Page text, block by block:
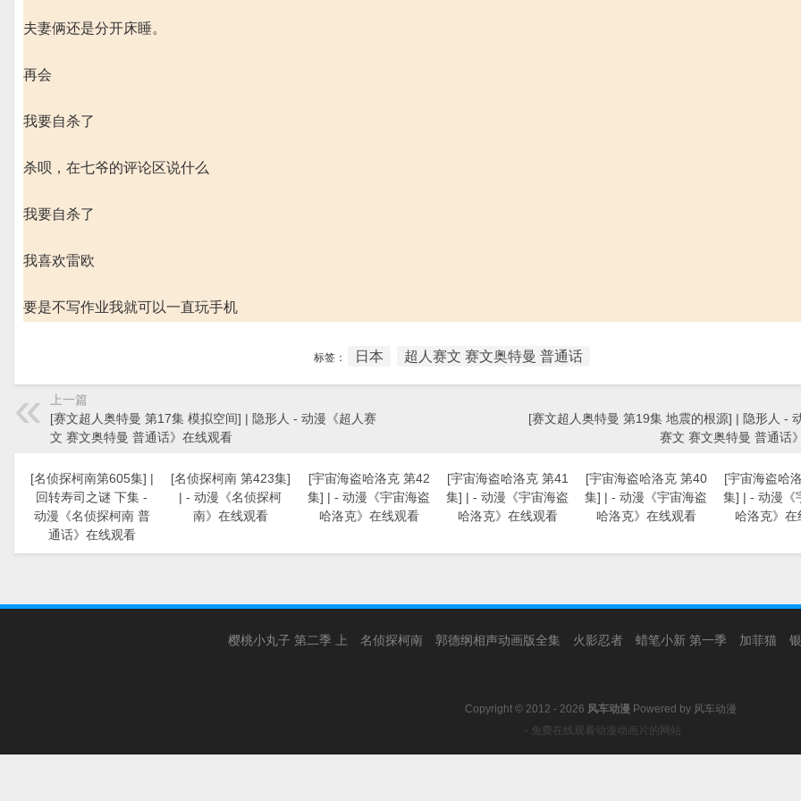
夫妻俩还是分开床睡。
再会
我要自杀了
杀呗，在七爷的评论区说什么
我要自杀了
我喜欢雷欧
要是不写作业我就可以一直玩手机
标签： 日本 超人赛文 赛文奥特曼 普通话
上一篇
[赛文超人奥特曼 第17集 模拟空间] | 隐形人 - 动漫《超人赛
文 赛文奥特曼 普通话》在线观看
[赛文超人奥特曼 第19集 地震的根源] | 隐形人 -
赛文 赛文奥特曼 普通话
[名侦探柯南第605集] |
回转寿司之谜 下集 -
动漫《名侦探柯南 普
通话》在线观看
[名侦探柯南 第423集]
| - 动漫《名侦探柯
南》在线观看
[宇宙海盗哈洛克 第42
集] | - 动漫《宇宙海盗
哈洛克》在线观看
[宇宙海盗哈洛克 第41
集] | - 动漫《宇宙海盗
哈洛克》在线观看
[宇宙海盗哈洛克 第40
集] | - 动漫《宇宙海盗
哈洛克》在线观看
[宇宙海盗哈
集] | - 动漫《
哈洛克》在
樱桃小丸子 第二季 上 名侦探柯南 郭德纲相声动画版全集 火影忍者 蜡笔小新 第一季 加菲猫
Copyright © 2012 - 2026 风车动漫 Powered by 风车动漫
－免费在线观看动漫动画片的网站